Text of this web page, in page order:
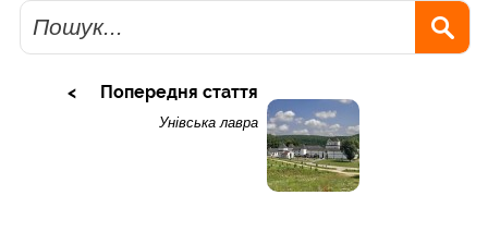
Пошук
Попередня стаття
Унівська лавра